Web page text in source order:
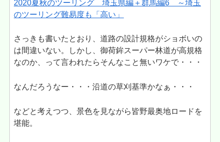
2020夏秋のツーリング 埼玉県編＋群馬編6 ～埼玉
のツーリング難易度も「高い」
さっきも書いたとおり、道路の設計規格がショボいの
は間違いない。しかし、御荷鉾スーパー林道が高規格
なのか、って言われたらそんなこと無いワケで・・・
なんだろうなー・・・沿道の草刈基準かなぁ・・・
などと考えつつ、景色を見ながら皆野最奥地ロードを
堪能。